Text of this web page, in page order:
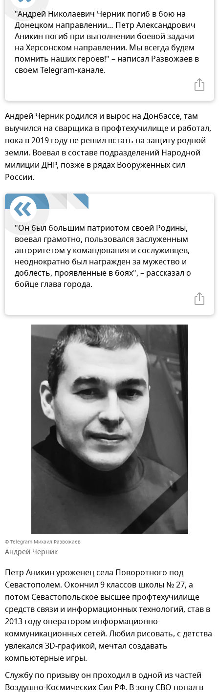
"Андрей Николаевич Черник погиб в бою на
Донецком направлении… Петр Александрович
Аникин погиб при выполнении боевой задачи
на Херсонском направлении. Мы всегда будем
помнить наших героев!" – написал Развожаев в
своем Telegram-канале.
Андрей Черник родился и вырос на Донбассе, там
выучился на сварщика в профтехучилище и работал,
пока в 2019 году не решил встать на защиту родной
земли. Воевал в составе подразделений Народной
милиции ДНР, позже в рядах Вооруженных сил
России.
"Он был большим патриотом своей Родины,
воевал грамотно, пользовался заслуженным
авторитетом у командования и сослуживцев,
неоднократно был награжден за мужество и
доблесть, проявленные в боях", – рассказал о
бойце глава города.
© Telegram Михаил Развожаев
Андрей Черник
Петр Аникин уроженец села Поворотного под
Севастополем. Окончил 9 классов школы № 27, а
потом Севастопольское высшее профтехучилище
средств связи и информационных технологий, став в
2013 году оператором информационно-
коммуникационных сетей. Любил рисовать, с детства
увлекался 3D-графикой, мечтал создавать
компьютерные игры.
Службу по призыву он проходил в одной из частей
Воздушно-Космических Сил РФ. В зону СВО попал в